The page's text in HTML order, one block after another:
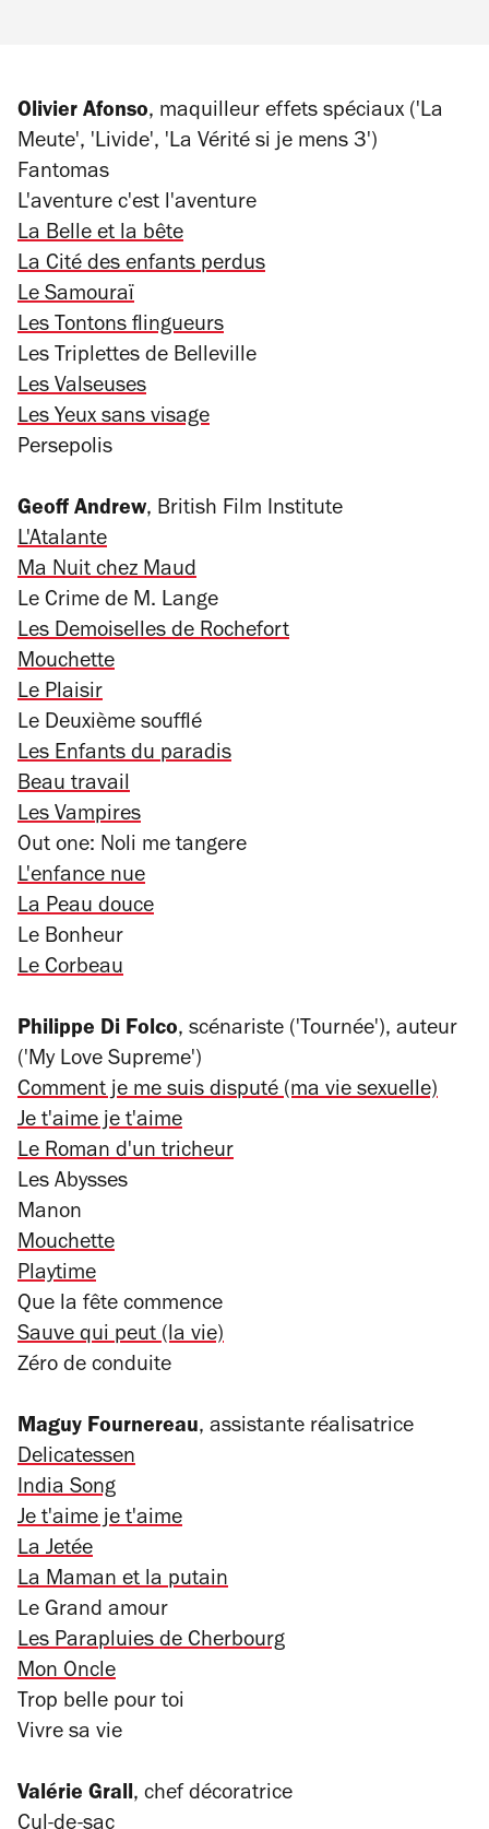
Olivier Afonso, maquilleur effets spéciaux ('La
Meute', 'Livide', 'La Vérité si je mens 3')
Fantomas
L'aventure c'est l'aventure
La Belle et la bête
La Cité des enfants perdus
Le Samouraï
Les Tontons flingueurs
Les Triplettes de Belleville
Les Valseuses
Les Yeux sans visage
Persepolis
Geoff Andrew, British Film Institute
L'Atalante
Ma Nuit chez Maud
Le Crime de M. Lange
Les Demoiselles de Rochefort
Mouchette
Le Plaisir
Le Deuxième soufflé
Les Enfants du paradis
Beau travail
Les Vampires
Out one: Noli me tangere
L'enfance nue
La Peau douce
Le Bonheur
Le Corbeau
Philippe Di Folco, scénariste ('Tournée'), auteur
('My Love Supreme')
Comment je me suis disputé (ma vie sexuelle)
Je t'aime je t'aime
Le Roman d'un tricheur
Les Abysses
Manon
Mouchette
Playtime
Que la fête commence
Sauve qui peut (la vie)
Zéro de conduite
Maguy Fournereau, assistante réalisatrice
Delicatessen
India Song
Je t'aime je t'aime
La Jetée
La Maman et la putain
Le Grand amour
Les Parapluies de Cherbourg
Mon Oncle
Trop belle pour toi
Vivre sa vie
Valérie Grall, chef décoratrice